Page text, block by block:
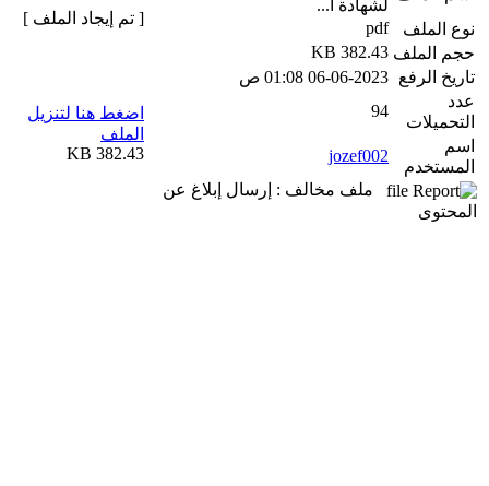
لشهادة ا...
نوع الملف
pdf
حجم الملف 382.43 KB
تاريخ الرفع 06-06-2023 01:08 ص
عدد
التحميلات
94
اسم
المستخدم
jozef002
ملف مخالف : إرسال إبلاغ عن
المحتوى
[ تم إيجاد الملف ]
اضغط هنا لتنزيل
الملف
382.43 KB